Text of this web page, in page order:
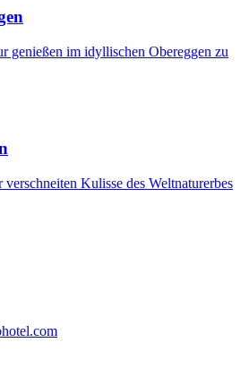
genießen im idyllischen Obereggen zu
Kulisse des Weltnaturerbes